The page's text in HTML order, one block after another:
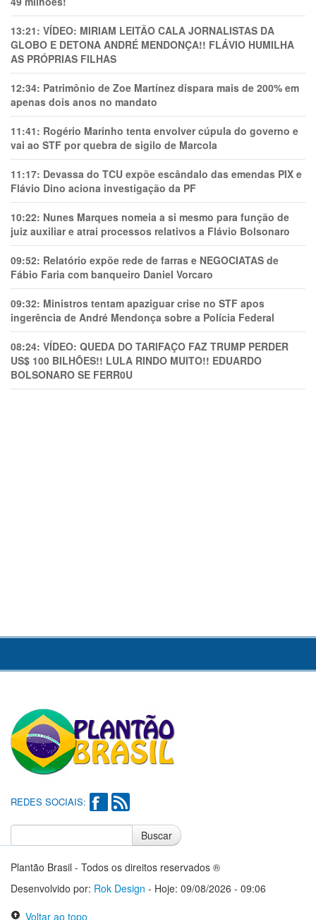
13:21: VÍDEO: MIRIAM LEITÃO CALA JORNALISTAS DA
GLOBO E DETONA ANDRÉ MENDONÇA!! FLÁVIO HUMILHA
AS PRÓPRIAS FILHAS
12:34: Patrimônio de Zoe Martínez dispara mais de 200% em
apenas dois anos no mandato
11:41: Rogério Marinho tenta envolver cúpula do governo e
vai ao STF por quebra de sigilo de Marcola
11:17: Devassa do TCU expõe escândalo das emendas PIX e
Flávio Dino aciona investigação da PF
10:22: Nunes Marques nomeia a si mesmo para função de
juiz auxiliar e atrai processos relativos a Flávio Bolsonaro
09:52: Relatório expõe rede de farras e NEGOCIATAS de
Fábio Faria com banqueiro Daniel Vorcaro
09:32: Ministros tentam apaziguar crise no STF apos
ingerência de André Mendonça sobre a Polícia Federal
08:24: VÍDEO: QUEDA DO TARIFAÇO FAZ TRUMP PERDER
US$ 100 BILHÕES!! LULA RINDO MUITO!! EDUARDO
BOLSONARO SE FERR0U
REDES SOCIAIS:
Buscar
Plantão Brasil - Todos os direitos reservados ®
Desenvolvido por: Rok Design - Hoje: 09/08/2026 - 09:06
Voltar ao topo